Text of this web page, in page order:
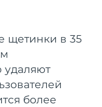
щетинки в 35
более
дата доставки
дата доставки
дата доставки
13/08/2026